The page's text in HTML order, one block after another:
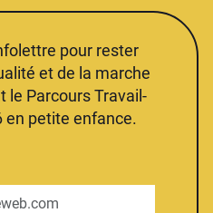
pour rester
et de la marche
le Parcours Travail-
en petite enfance.